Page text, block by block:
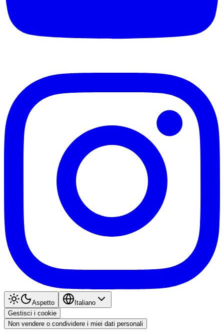
Aspetto
Italiano
Gestisci i cookie
Non vendere o condividere i miei dati personali